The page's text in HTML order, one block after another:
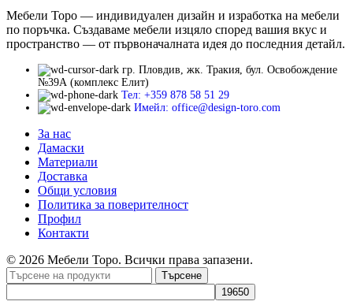
Мебели Торо — индивидуален дизайн и изработка на мебели
по поръчка. Създаваме мебели изцяло според вашия вкус и
пространство — от първоначалната идея до последния детайл.
гр. Пловдив, жк. Тракия, бул. Освобождение
№39А (комплекс Елит)
Тел: +359 878 58 51 29
Имейл: office@design-toro.com
За нас
Дамаски
Материали
Доставка
Общи условия
Политика за поверителност
Профил
Контакти
© 2026 Мебели Торо. Всички права запазени.
Търсене